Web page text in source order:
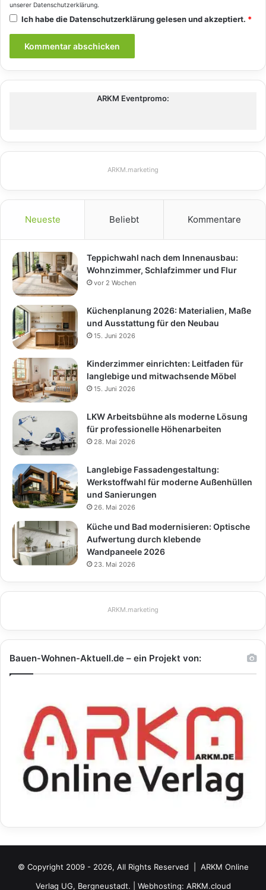
unserer Datenschutzerklärung.
Ich habe dieDatenschutzerklärunggelesen und akzeptiert. *
ARKM Eventpromo:
ARKM.marketing
Neueste Beliebt Kommentare
Teppichwahl nach dem Innenausbau:
Wohnzimmer, Schlafzimmer und Flur
vor 2 Wochen
Küchenplanung 2026: Materialien, Maße
und Ausstattung für den Neubau
15. Juni 2026
Kinderzimmer einrichten: Leitfaden für
langlebige und mitwachsende Möbel
15. Juni 2026
LKW Arbeitsbühne als moderne Lösung
für professionelle Höhenarbeiten
28. Mai 2026
Langlebige Fassadengestaltung:
Werkstoffwahl für moderne Außenhüllen
und Sanierungen
26. Mai 2026
Küche und Bad modernisieren: Optische
Aufwertung durch klebende
Wandpaneele 2026
23. Mai 2026
ARKM.marketing
Bauen-Wohnen-Aktuell.de – ein Projekt von:
© Copyright 2009 - 2026, All Rights Reserved | ARKM Online
Verlag UG, Bergneustadt. | Webhosting: ARKM.cloud